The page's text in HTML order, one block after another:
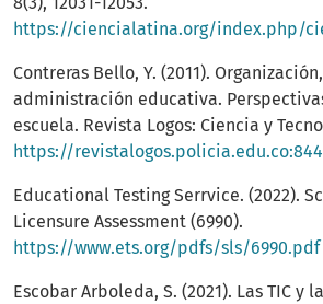
https://ciencialatina.org/index.php/
Contreras Bello, Y. (2011).
administración educativa.
escuela. Revista Logos: Ciencia y
https://revistalogos.policia.edu.co:8443/
Educational Testing Serrvice. (2022).
Licensure Assessment (6990).
https://www.ets.org/pdfs/sls/6990.pdf
Escobar Arboleda, S. (2021). Las TIC y